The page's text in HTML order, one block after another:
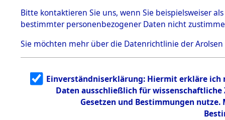
5.3.1 Alliierte
Erhebungen
zu
Todesmärsch
en
5.3.2
g
5.3.3
Todesmärsch
Bitte kontaktieren Sie uns, wenn Sie beispielsweiser
bestimmter personenbezogener Daten nicht
Sie möchten mehr über die Datenrichtlinie der Arolsen
Einverständniserklärung: Hiermit erkläre ich
Daten ausschließlich für
Gesetzen und Bestimmungen